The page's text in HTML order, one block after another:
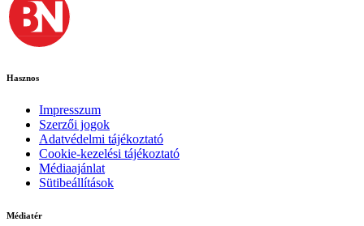
Hasznos
Impresszum
Szerzői jogok
Adatvédelmi tájékoztató
Cookie-kezelési tájékoztató
Médiaajánlat
Sütibeállítások
Médiatér